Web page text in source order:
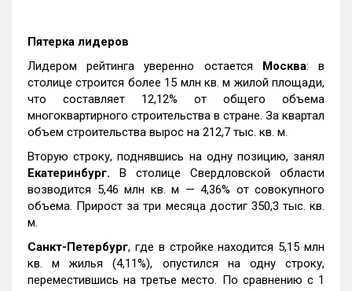
Пятерка лидеров
Лидером рейтинга уверенно остается Москва: в
столице строится более 15 млн кв. м жилой площади,
что составляет 12,12% от общего объема
многоквартирного строительства в стране. За квартал
объем строительства вырос на 212,7 тыс. кв. м.
Вторую строку, поднявшись на одну позицию, занял
Екатеринбург. В столице Свердловской области
возводится 5,46 млн кв. м — 4,36% от совокупного
объема. Прирост за три месяца достиг 350,3 тыс. кв.
м.
Санкт-Петербург, где в стройке находится 5,15 млн
кв. м жилья (4,11%), опустился на одну строку,
переместившись на третье место. По сравнению с 1